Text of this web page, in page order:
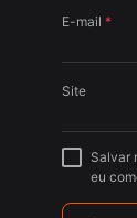
E-mail *
Site
Salvar
eu